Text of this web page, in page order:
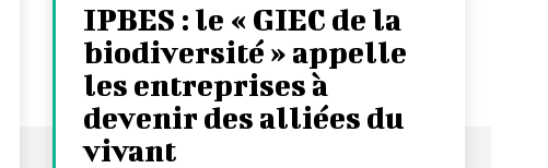
IPBES : le « GIEC de la
biodiversité » appelle
les entreprises à
devenir des alliées du
vivant